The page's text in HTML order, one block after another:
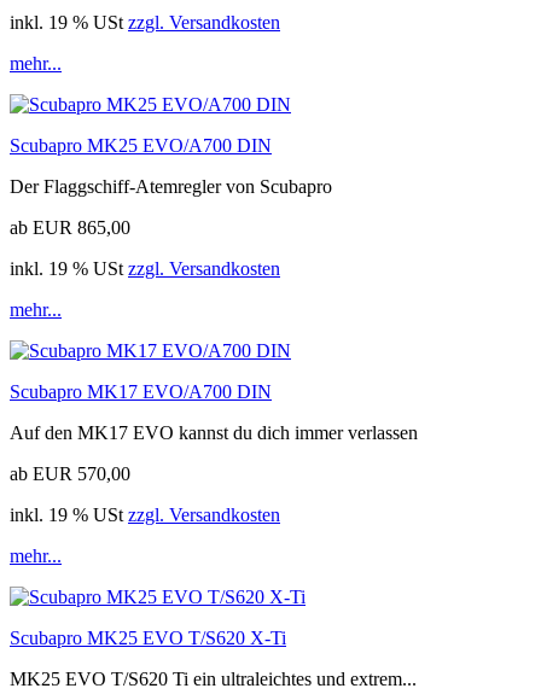
inkl. 19 % USt zzgl. Versandkosten
mehr...
Scubapro MK25 EVO/A700 DIN
Der Flaggschiff-Atemregler von Scubapro
ab EUR 865,00
inkl. 19 % USt zzgl. Versandkosten
mehr...
Scubapro MK17 EVO/A700 DIN
Auf den MK17 EVO kannst du dich immer verlassen
ab EUR 570,00
inkl. 19 % USt zzgl. Versandkosten
mehr...
Scubapro MK25 EVO T/S620 X-Ti
MK25 EVO T/S620 Ti ein ultraleichtes und extrem...